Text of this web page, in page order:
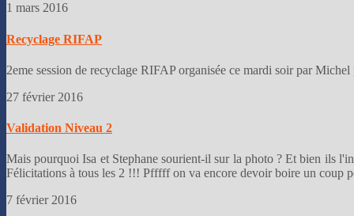
1 mars 2016
Recyclage RIFAP
2eme session de recyclage RIFAP organisée ce mardi soir par
27 février 2016
Validation Niveau 2
Mais pourquoi Isa et Stephane sourient-il sur la photo ? Et bien ils
Félicitations à tous les 2 !!! Pfffff on va encore devoir boire un
7 février 2016